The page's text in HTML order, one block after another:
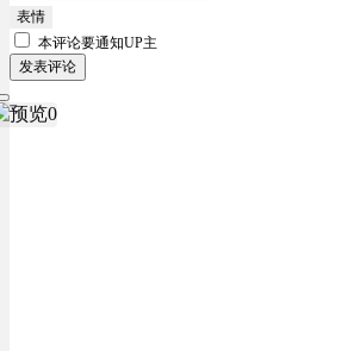
表情
本评论要通知UP主
发表评论